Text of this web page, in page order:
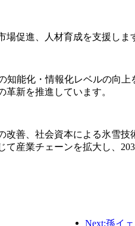
促進、人材育成を支援しま
能化・情報化レベルの向上
新を推進しています。
善、社会資本による氷雪技
産業チェーンを拡大し、